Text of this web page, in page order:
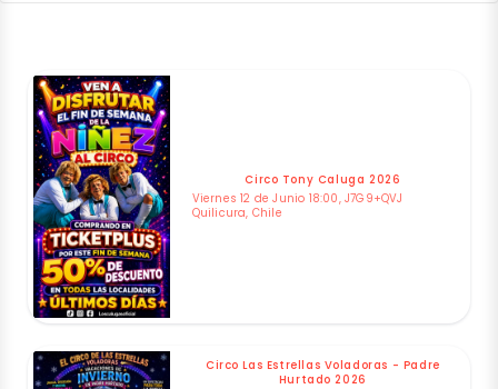
Circo Tony Caluga 2026
Viernes 12 de Junio 18:00, J7G9+QVJ
Quilicura, Chile
Circo Las Estrellas Voladoras - Padre
Hurtado 2026